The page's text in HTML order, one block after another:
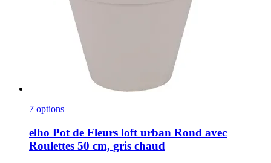
7 options
elho Pot de Fleurs loft urban Rond avec
Roulettes 50 cm, gris chaud